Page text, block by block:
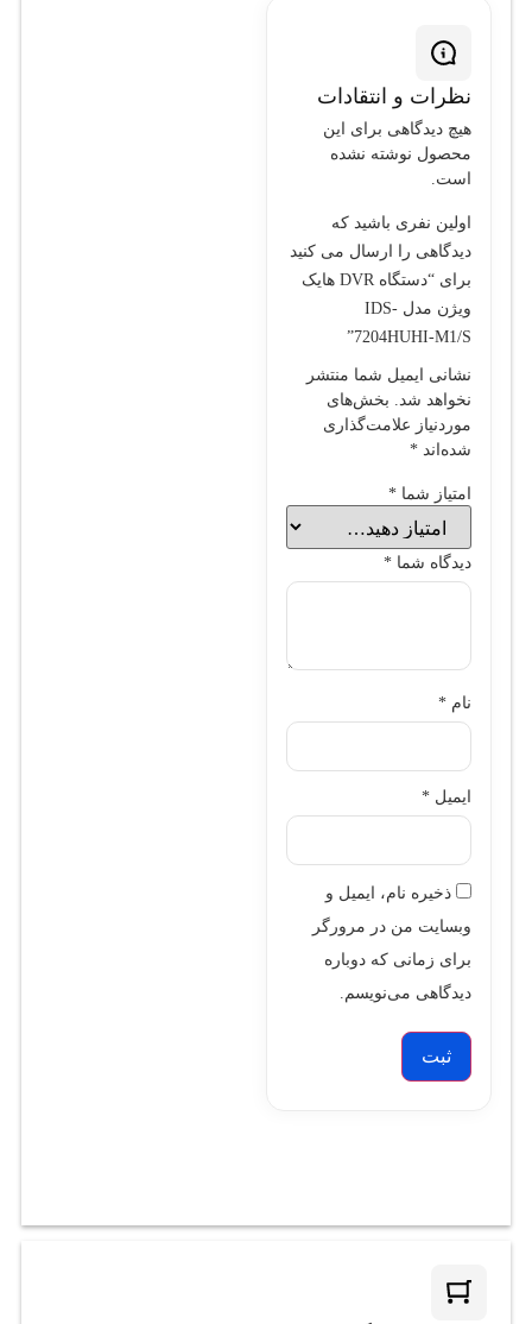
نیازهای حرفه‌ای است و
می‌تواند به‌صورت موثری
امنیت محیط را افزایش
دهد.
نظرات و انتقادات
هیچ دیدگاهی برای این
محصول نوشته نشده
است.
اولین نفری باشید که
دیدگاهی را ارسال می کنید
برای “دستگاه DVR هایک
ویژن مدل IDS-
7204HUHI-M1/S”
نشانی ایمیل شما منتشر
نخواهد شد.
بخش‌های
موردنیاز علامت‌گذاری
شده‌اند *
امتیاز شما *
دیدگاه شما *
نام *
ایمیل *
ذخیره نام، ایمیل و
وبسایت من در مرورگر
برای زمانی که دوباره
دیدگاهی می‌نویسم.